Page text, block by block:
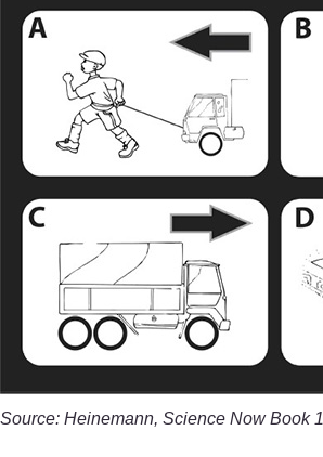
Source: Heinemann, Science Now Book 1